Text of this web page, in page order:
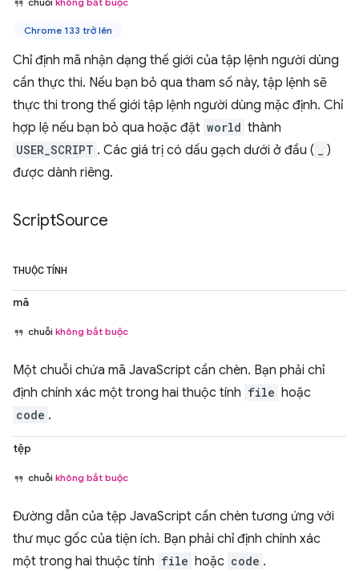
Chrome 133 trở lên
Chỉ định mã nhận dạng thế giới của tập lệnh người dùng
cần thực thi. Nếu bạn bỏ qua tham số này, tập lệnh sẽ
thực thi trong thế giới tập lệnh người dùng mặc định. Chỉ
hợp lệ nếu bạn bỏ qua hoặc đặt world thành
USER_SCRIPT . Các giá trị có dấu gạch dưới ở đầu (
)
được dành riêng.
ScriptSource
THUỘC TÍNH
mã
chuỗi không bắt buộc
Một chuỗi chứa mã JavaScript cần chèn. Bạn phải chỉ
định chính xác một trong hai thuộc tính file hoặc
code .
tệp
chuỗi không bắt buộc
Đường dẫn của tệp JavaScript cần chèn tương ứng với
thư mục gốc của tiện ích. Bạn phải chỉ định chính xác
một trong hai thuộc tính file hoặc code .